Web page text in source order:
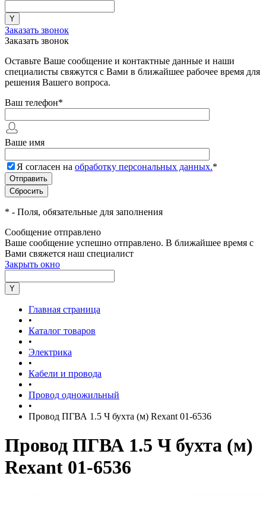
Заказать звонок
Заказать звонок
Оставьте Ваше сообщение и контактные данные и наши
специалисты свяжутся с Вами в ближайшее рабочее время для
решения Вашего вопроса.
Ваш телефон*
Ваше имя
Я согласен на обработку персональных данных.*
* - Поля, обязательные для заполнения
Сообщение отправлено
Ваше сообщение успешно отправлено. В ближайшее время с
Вами свяжется наш специалист
Закрыть окно
Главная страница
•
Каталог товаров
•
Электрика
•
Кабели и провода
•
Провод одножильный
•
Провод ПГВА 1.5 Ч бухта (м) Rexant 01-6536
Провод ПГВА 1.5 Ч бухта (м)
Rexant 01-6536